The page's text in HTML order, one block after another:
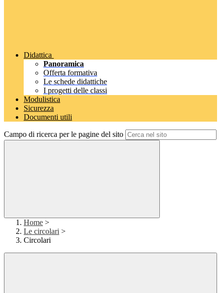
Didattica
Panoramica
Offerta formativa
Le schede didattiche
I progetti delle classi
Modulistica
Sicurezza
Documenti utili
Campo di ricerca per le pagine del sito
Home >
Le circolari >
Circolari